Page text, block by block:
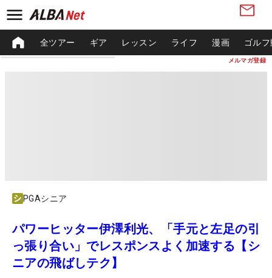
メルマガ登録
全ツアー ギア レッスン ライフ 漫画 ゴル
PGAシニア
パワーヒッター伊澤利光、「手元と左足の引
っ張り合い」でレスポンスよく加速する【シ
ニアの飛ばしテク】